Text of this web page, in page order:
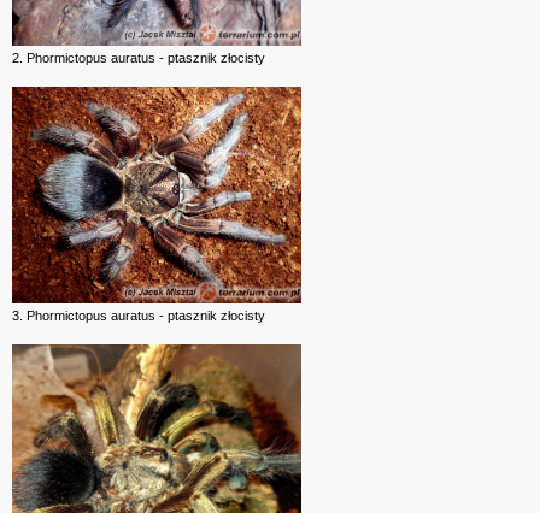
2. Phormictopus auratus - ptasznik złocisty
3. Phormictopus auratus - ptasznik złocisty